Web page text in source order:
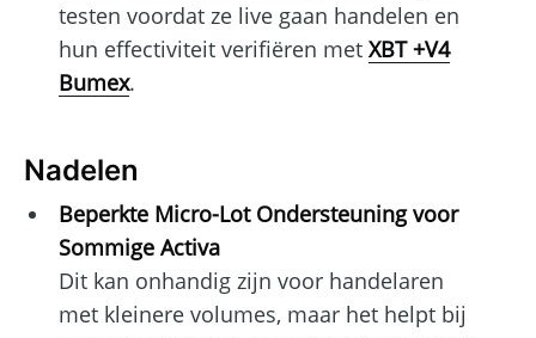
testen voordat ze live gaan handelen en
hun effectiviteit verifiëren met XBT +V4
Bumex.
Nadelen
Beperkte Micro-Lot Ondersteuning voor
Sommige Activa
Dit kan onhandig zijn voor handelaren
met kleinere volumes, maar het helpt bij